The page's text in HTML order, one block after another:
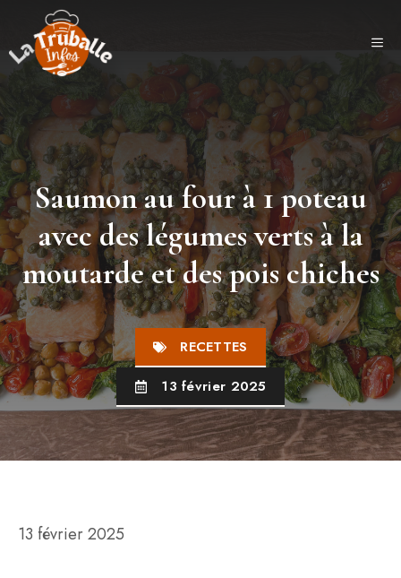
contenu
Saumon au four à 1 poteau
avec des légumes verts à la
moutarde et des pois chiches
RECETTES
13 février 2025
13 février 2025